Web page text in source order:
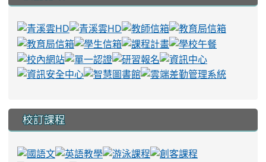
校訂課程